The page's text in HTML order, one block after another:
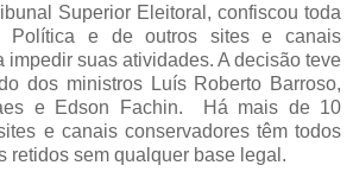
Superior Eleitoral, confiscou toda
Política e de outros sites e canais
impedir suas atividades. A decisão teve
dos ministros Luís Roberto Barroso,
e Edson Fachin. Há mais de 10
e canais conservadores têm todos
retidos sem qualquer base legal.